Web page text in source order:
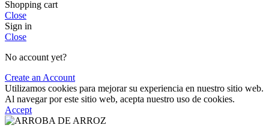
Shopping cart
Close
Sign in
Close
No account yet?
Create an Account
Utilizamos cookies para mejorar su experiencia en nuestro sitio web.
Al navegar por este sitio web, acepta nuestro uso de cookies.
Accept